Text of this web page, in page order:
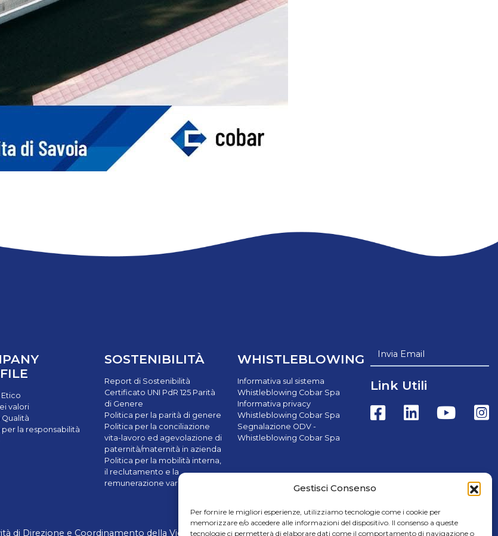
Gestisci Consenso
Per fornire le migliori esperienze, utilizziamo tecnologie come i cookie per
memorizzare e/o accedere alle informazioni del dispositivo. Il consenso a queste
tecnologie ci permetterà di elaborare dati come il comportamento di navigazione o
valori
per la responsabilità
SOSTENIBILITÀ
Report di Sostenibilità
Certificato UNI PdR 125 Parità
di Genere
Politica per la parità di genere
Politica per la conciliazione
vita-lavoro ed agevolazione di
paternità/maternità in azienda
Politica per la mobilità interna,
il reclutamento e la
remunerazione variabile
WHISTLEBLOWING
Informativa sul sistema
Whistleblowing Cobar Spa
Informativa privacy
Whistleblowing Cobar Spa
Segnalazione ODV -
Whistleblowing Cobar Spa
Invia Email
Link Utili
di Direzione e Coordinamento della Victus Horizon Srl - Credits Cap.Soc. € 8.000.000,00 i.v. | C.F. e P.IVA